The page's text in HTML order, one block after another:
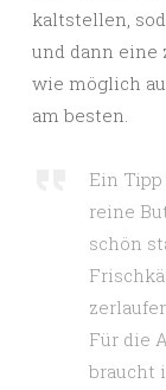
kaltstellen,
und dann eine
wie möglich
am besten.
Ein
reine
schön
Für die
braucht